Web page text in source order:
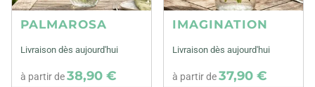
PALMAROSA
Livraison dès aujourd'hui
à partir de38,90 €
IMAGINATION
Livraison dès aujourd'hui
à partir de37,90 €